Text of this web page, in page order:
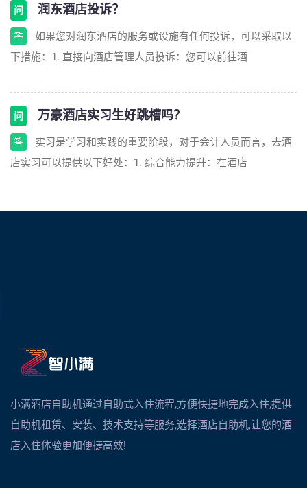
问 润东酒店投诉？
答
如果您对润东酒店的服务或设施有任何投诉，可以采取以
下措施：1. 直接向酒店管理人员投诉：您可以前往酒
问 万豪酒店实习生好跳槽吗？
答
实习是学习和实践的重要阶段，对于会计人员而言，去酒
店实习可以提供以下好处：1. 综合能力提升：在酒店
小满酒店自助机通过自助式入住流程,方便快捷地完成入住,提供
自助机租赁、安装、技术支持等服务,选择酒店自助机,让您的酒
店入住体验更加便捷高效!